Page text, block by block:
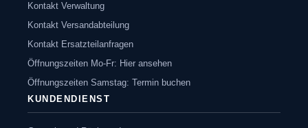
Kontakt Verwaltung
Kontakt Versandabteilung
Kontakt Ersatzteilanfragen
Öffnungszeiten Mo-Fr: Hier ansehen
Öffnungszeiten Samstag: Termin buchen
KUNDENDIENST